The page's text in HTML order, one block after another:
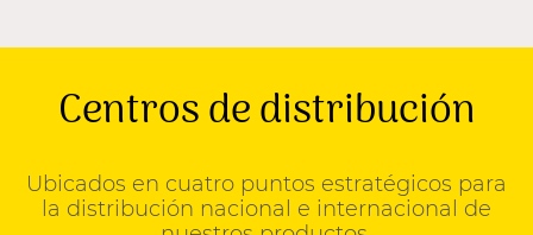
Centros de distribución
Ubicados en cuatro puntos estratégicos para
la distribución nacional e internacional de